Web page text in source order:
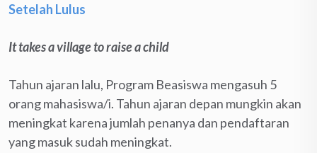
Setelah Lulus
It takes a village to raise a child
Tahun ajaran lalu, Program Beasiswa mengasuh 5
orang mahasiswa/i. Tahun ajaran depan mungkin akan
meningkat karena jumlah penanya dan pendaftaran
yang masuk sudah meningkat.